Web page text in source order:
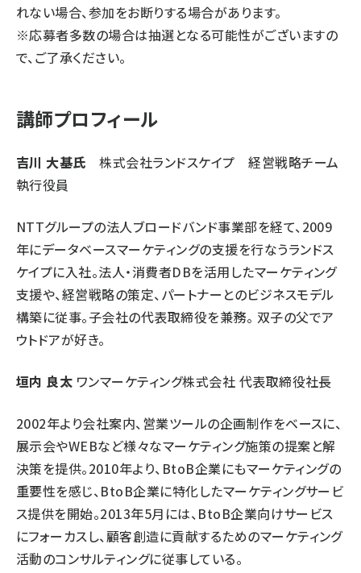
れない場合、参加をお断りする場合があります。
※応募者多数の場合は抽選となる可能性がございますの
で、ご了承ください。
講師プロフィール
吉川 大基氏 株式会社ランドスケイプ 経営戦略チーム
執行役員
NTTグループの法人ブロードバンド事業部を経て、2009
年にデータベースマーケティングの支援を行なうランドス
ケイプに入社。法人・消費者DBを活用したマーケティング
支援や、経営戦略の策定、パートナーとのビジネスモデル
構築に従事。子会社の代表取締役を兼務。 双子の父でア
ウトドアが好き。
垣内 良太 ワンマーケティング株式会社 代表取締役社長
2002年より会社案内、営業ツールの企画制作をベースに、
展示会やWEBなど様々なマーケティング施策の提案と解
決策を提供。2010年より、BtoB企業にもマーケティングの
重要性を感じ、BtoB企業に特化したマーケティングサービ
ス提供を開始。2013年5月には、BtoB企業向けサービス
にフォーカスし、顧客創造に貢献するためのマーケティング
活動のコンサルティングに従事している。